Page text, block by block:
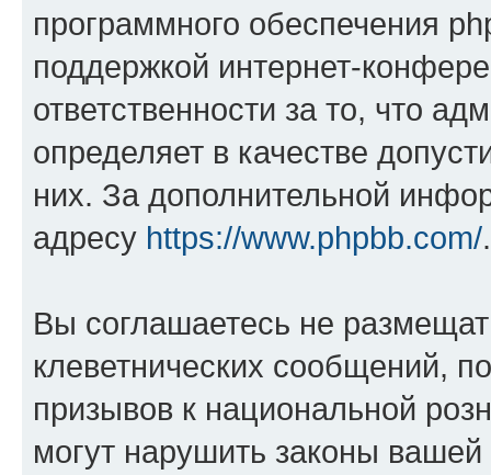
программного обеспечения
поддержкой интернет-
ответственности за то, что
определяет в качестве
них. За дополнительной
адресу https://www.phpbb.com/.
Вы соглашаетесь не
клеветнических сообщений,
призывов к национальной
могут нарушить законы